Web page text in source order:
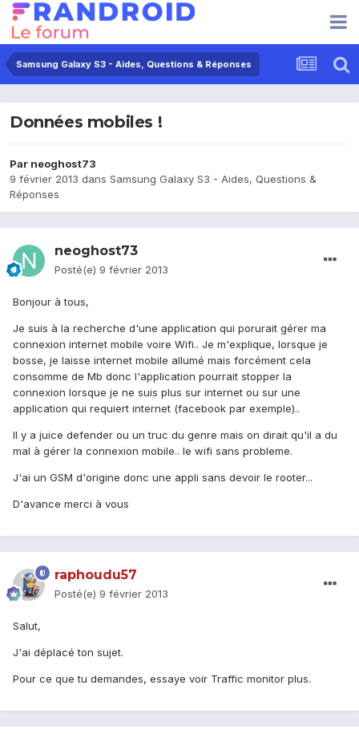
Samsung Galaxy S3 - Aides, Questions & Réponses
Données mobiles !
Par neoghost73
9 février 2013 dans Samsung Galaxy S3 - Aides, Questions &
Réponses
neoghost73
Posté(e) 9 février 2013
Bonjour à tous,
Je suis à la recherche d'une application qui porurait gérer ma
connexion internet mobile voire Wifi.. Je m'explique, lorsque je
bosse, je laisse internet mobile allumé mais forcément cela
consomme de Mb donc l'application pourrait stopper la
connexion lorsque je ne suis plus sur internet ou sur une
application qui requiert internet (facebook par exemple)..
Il y a juice defender ou un truc du genre mais on dirait qu'il a du
mal à gérer la connexion mobile.. le wifi sans probleme.
J'ai un GSM d'origine donc une appli sans devoir le rooter...
D'avance merci à vous
raphoudu57
Posté(e) 9 février 2013
Salut,
J'ai déplacé ton sujet.
Pour ce que tu demandes, essaye voir Traffic monitor plus.